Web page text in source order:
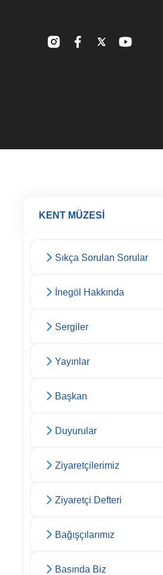
KENT MÜZESİ
Sıkça Sorulan Sorular
İnegöl Hakkında
Sergiler
Yayınlar
Başkan
Duyurular
Ziyaretçilerimiz
Ziyaretçi Defteri
Bağışçılarımız
Basında Biz